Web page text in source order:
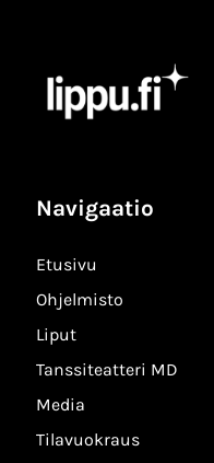
Navigaatio
Etusivu
Ohjelmisto
Liput
Tanssiteatteri MD
Media
Tilavuokraus